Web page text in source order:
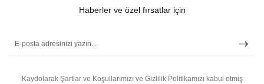
Haberler ve özel fırsatlar için
Kaydolarak Şartlar ve Koşullarımızı ve Gizlilik Politikamızı kabul etmiş